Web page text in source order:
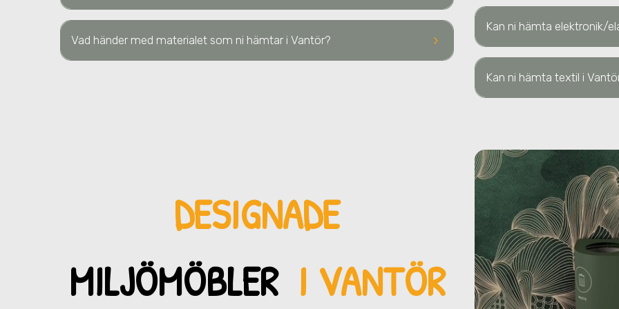
keyboard_arrow_right
Vad händer med materialet som ni hämtar i Vantör?
Kan ni hämta elektronik/
Kan ni hämta textil i
DESIGNADE
MILJÖMÖBLER I VANTÖR